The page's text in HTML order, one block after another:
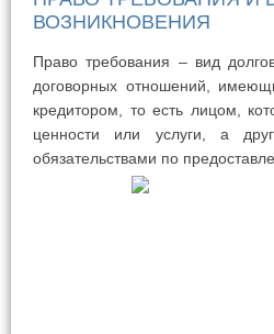
ВОЗНИКНОВЕНИЯ
Право требования – вид
договорных отношений,
кредитором, то есть лицом,
ценности или услуги, а
обязательствами по